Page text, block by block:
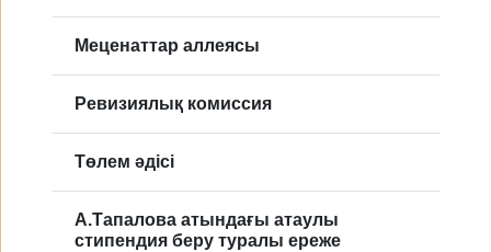
Меценаттар аллеясы
Ревизиялық комиссия
Төлем әдісі
А.Тапалова атындағы атаулы
стипендия беру туралы ереже